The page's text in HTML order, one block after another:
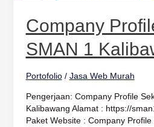
Company
SMAN 1
Portofolio/ Jasa Web Murah
Pengerjaan: Company Profile
Kalibawang Alamat : https://
Paket Website : Company
Sekolah
SMAN
1
Kalibawang